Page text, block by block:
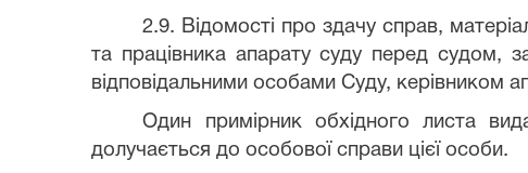
2.9. Відомості про здачу справ,
та працівника апарату суду перед судом,
відповідальними особами Суду, керівником
Один примірник обхідного листа
долучається до особової справи цієї особи.